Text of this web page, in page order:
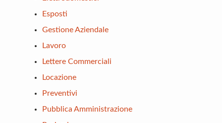
Esposti
Gestione Aziendale
Lavoro
Lettere Commerciali
Locazione
Preventivi
Pubblica Amministrazione